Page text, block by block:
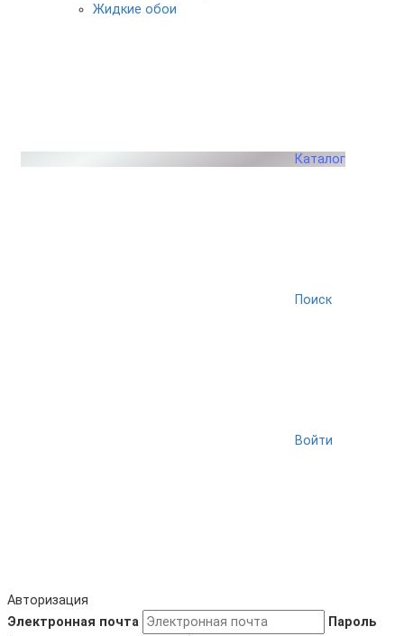
Жидкие обои
Каталог
Поиск
Войти
Авторизация
Электронная почта
Пароль